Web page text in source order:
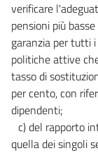
verificare
pensioni più
garanzia per tutti
politiche attive
tasso di
per cento, con
dipendenti;
c) del rapporto
quella dei singoli